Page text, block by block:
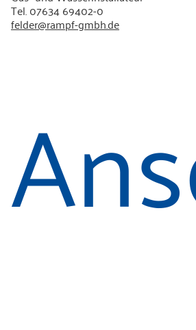
Tel. 07634 69402-0
felder@rampf-gmbh.de